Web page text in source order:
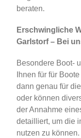
beraten.
Erschwingliche
Garlstorf – Bei
Besondere Boot-
Ihnen für für
dann genau für
oder können
der Annahme
detailliert, um die
nutzen zu